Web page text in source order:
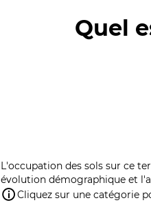
Quel
L'occupation des sols sur ce
évolution démographique et
Cliquez sur une catégorie